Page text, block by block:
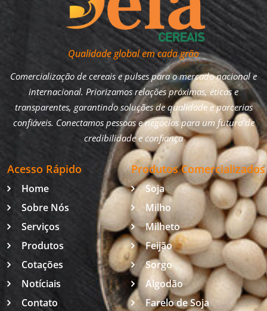
Qualidade global em cada grão
Comercialização de cereais e pulses para o mercado nacional e
internacional. Priorizamos relações próximas, éticas e
transparentes, garantindo soluções de qualidade e parcerias
confiáveis. Conectamos pessoas e negócios para um futuro de
credibilidade e confiança
Acesso Rápido
Home
Sobre Nós
Serviços
Produtos
Cotações
Notíciais
Contato
Produtos Comercializados
Soja
Milho
Milheto
Feijão
Sorgo
Algodão
Farelo de Soja